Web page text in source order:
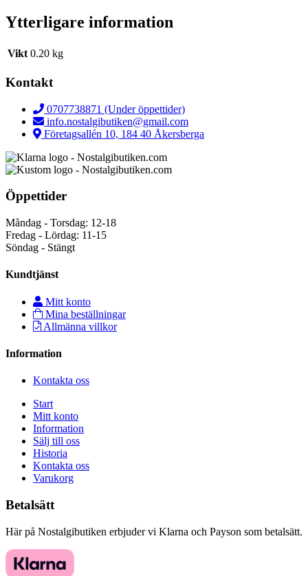
Ytterligare information
Vikt 0.20 kg
Kontakt
0707738871 (Under öppettider)
info.nostalgibutiken@gmail.com
Företagsallén 10, 184 40 Åkersberga
Öppettider
Måndag - Torsdag: 12-18
Fredag - Lördag: 11-15
Söndag - Stängt
Kundtjänst
Mitt konto
Mina beställningar
Allmänna villkor
Information
Kontakta oss
Start
Mitt konto
Information
Sälj till oss
Historia
Kontakta oss
Varukorg
Betalsätt
Här på Nostalgibutiken erbjuder vi Klarna och Payson som betalsätt.